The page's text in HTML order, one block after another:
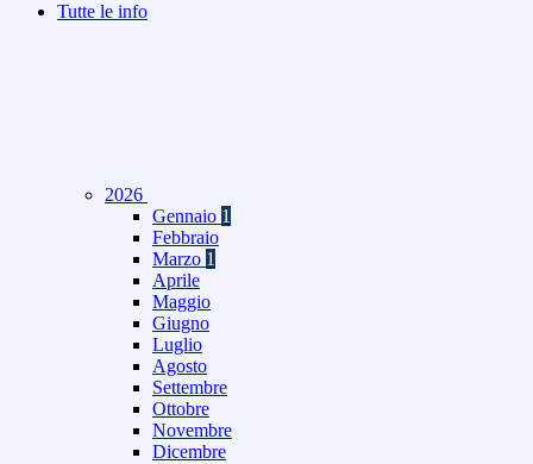
Tutte le info
2026
Gennaio 1
Febbraio
Marzo 1
Aprile
Maggio
Giugno
Luglio
Agosto
Settembre
Ottobre
Novembre
Dicembre